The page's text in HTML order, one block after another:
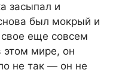
засыпал и
был мокрый и
еще совсем
этом мире, он
не так — он не